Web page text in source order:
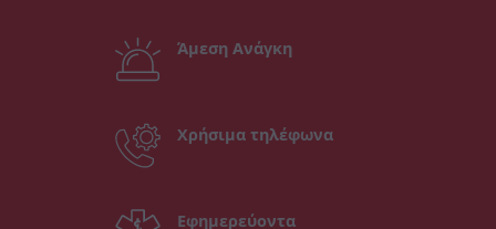
Άμεση Ανάγκη
Χρήσιμα τηλέφωνα
Εφημερεύοντα